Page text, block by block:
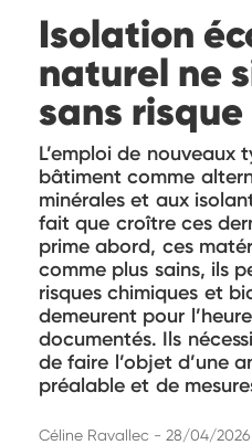
Isolation
naturel ne
sans risque
L’emploi de nouveaux
bâtiment comme
minérales et aux
fait que croître ces
prime abord, ces
comme plus sains, ils
risques chimiques et
demeurent pour
documentés. Ils
de faire l’objet d’une
préalable et de
Céline Ravallec - 28/04/2026